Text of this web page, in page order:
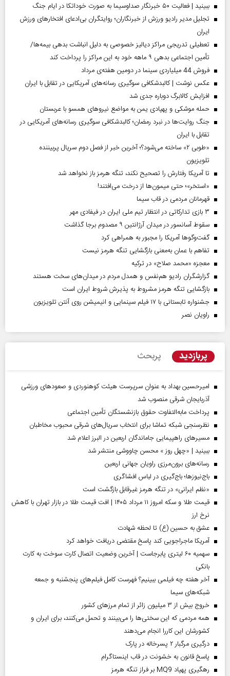
ببینید | فعالیت ۵۰ خبرنگار صداوسیما به صورت خوداتکا در ایام جنگ
تجلیل مدیر رادیو ورزش از خبرنگاران؛ روایتگران بی‌ادعای افتخارهای ورزش
ایران
تعطیلی تدریجی مراکز دیالیز خصوصی به دلیل انباشت بدهی بیمه‌ها/
تأمین اجتماعی بدهی ۹ ماهه خود به این مراکز را پرداخت کند
فروش 44 میلیاردی سینما در دومین هفته‌ی مرداد
عکس نوشت | کالبدشکافی سوگیری رسانه‌های آمریکایی در تقابل با ایران
افزایش کالابرگ دوباره جدی شد
حمله موشکی و پهپادی یمن به مواضع نیروهای همسو با عربستان
جنگ روایت‌ها در نبرد رمضان؛ کالبدشکافی سوگیری رسانه‌های آمریکایی در
تقابل با ایران
«طوبی ۲» ساخته می‌شود؟؛ آخرین خبر از فصل دوم سریال پربیننده
تلویزیون
تا آمریکا رفتارش را تصحیح نکند، تنگه هرمز باز نخواهد شد
«استخر»‌‌؛ حتی میمون‌ها از درخت می‌افتند!
قهرمانان مردمی در قاب سیما
۳ بازی تدارکاتی در انتظار تیم ملی ایران در فیفادی مهر
سقوط آسانسور در میدان آرژانتین ۹ مصدوم برجا گذاشت
گفت‌وگوها آمریکا را مجبور به همراهی کرد
تفاهم با عمان به‌معنی بازگشایی تنگه هرمز نیست
معجزه «محمد صلاح» در ترکیه
گزارشگران رادیو هم‌نفس و همدل مردم در میدان‌های سخت هستند
بازگشایی تنگه هرمز مشروط به پذیرش شروط ایران است
جشنواره تابستانی با ۱۷ فیلم سینمایی و انیمیشن روی آنتن تلویزیون
راویان نصر
پربازدید پربحث
امیرحسین بهداد به عنوان سرپرست هیئت کوهنوردی و صعودهای ورزشی
آذربایجان شرقی منصوب شد
پرداخت مابه‌التفاوت حقوق بازنشستگان تأمین اجتماعی
نظرسنجی شبکه تماشا برای انتخاب سریال‌های شرقی محبوب مخاطبان
مسیر‌های راهپیمایی جاماندگان اربعین در البرز اعلام شد
ببینید | «چهل روز » محسن چاووشی منتشر شد
رسانه‌های برون‌مرزی راویان جهانی اربعین
باج‌نیوزها؛ باج‌گیری در لباس افشاگری
«نظم ایرانی» در تنگه هرمز غیرقابل بازگشت است
قیمت طلا و سکه امروز ۱۱ مرداد ۱۴۰۵ | افت قیمت طلا در بازار تهران با کاهش
نرخ ارز
عشق به حسین (ع) تا لحظه شهادت
آمریکا ماجراجویی کند پاسخ مقتضی دریافت خواهد کرد
سهمیه ۶۰ لیتری پابرجاست | آخرین وضعیت اتصال کارت سوخت به کارت
بانکی
آخر هفته چه فیلمی ببینیم؟ فهرست کامل فیلم‌های پنجشنبه و جمعه
شبکه‌های سیما
خروج بیش از ۳ میلیون زائر از تمام مرز‌های کشور
همه مردمی که این سختی‌ها را می‌بینند و تحمل می‌کنند، برای ایران و
کشورشان این کاررا انجام می‌دهند
درگیری مرگبار ۲ پسرخاله در پارک
پاسخ قانون به خشونت در قاب اینستاگرام
رهگیری پهپاد MQ9 بر فراز تنگه هرمز